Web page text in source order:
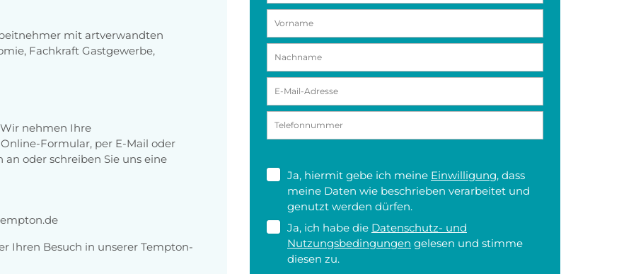
mit artverwandten
Fachkraft Gastgewerbe,
nehmen Ihre
Formular, per E-Mail oder
an oder schreiben Sie uns eine
Ihren Besuch in unserer Tempton-
Ja, hiermit gebe ich meine Einwilligung, dass
meine Daten wie beschrieben verarbeitet und
genutzt werden dürfen.
Ja, ich habe die Datenschutz- und
Nutzungsbedingungen gelesen und stimme
diesen zu.